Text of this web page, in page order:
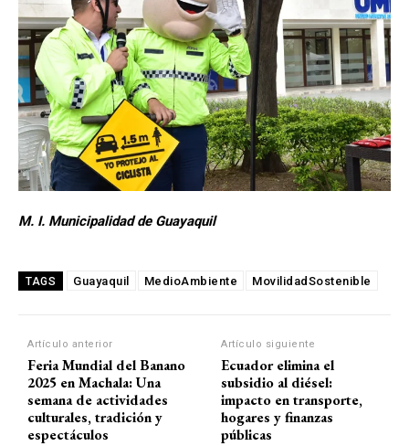
M. I. Municipalidad de Guayaquil
TAGS Guayaquil MedioAmbiente MovilidadSostenible
Artículo anterior
Feria Mundial del Banano
2025 en Machala: Una
semana de actividades
culturales, tradición y
espectáculos
Artículo siguiente
Ecuador elimina el
subsidio al diésel:
impacto en transporte,
hogares y finanzas
públicas